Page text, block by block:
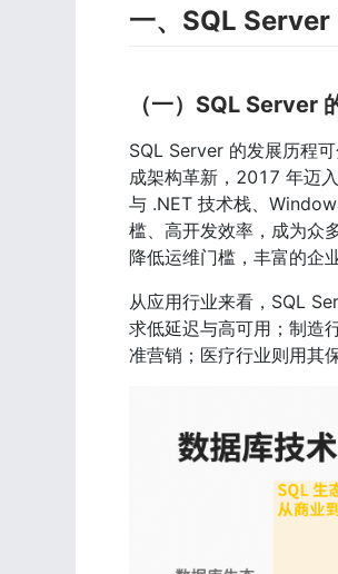
一、SQL Server
（一）SQL Server
SQL Server 的发展历程
成架构革新，2017 年迈
与 .NET 技术栈、
槛、高开发效率，成为众
降低运维门槛，丰富的企
从应用行业来看，SQL
求低延迟与高可用；制造
准营销；医疗行业则用其